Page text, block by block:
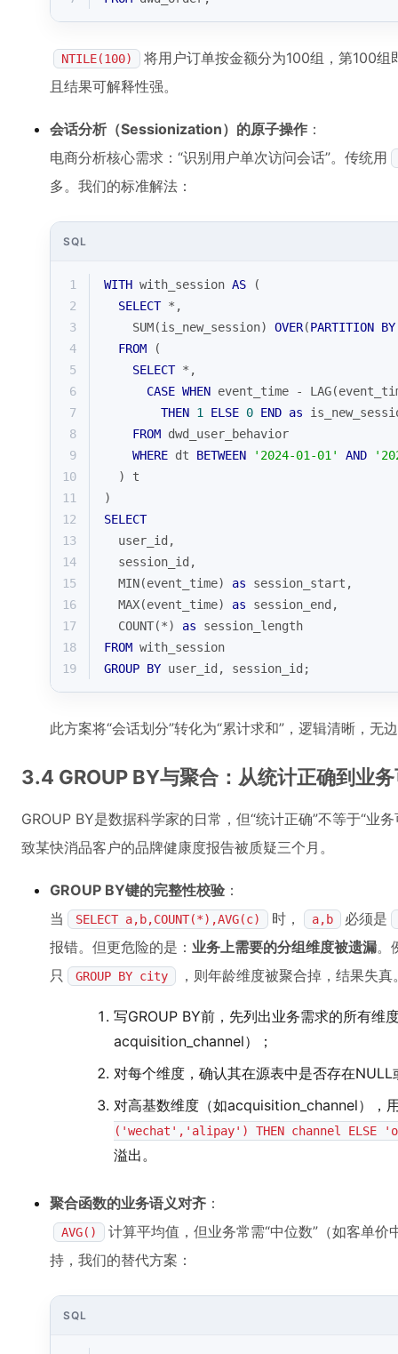
NTILE(100)
将用户订单按金额分为100组，第100组
且结果可解释性强。
会话分析（Sessionization）的原子操作 ：
电商分析核心需求：“识别用户单次访问会话”。传统用
多。我们的标准解法：
SQL
1 WITH with_session AS (
2
SELECT * ,
3
SUM(is_new_session) OVER(PARTITION BY
4
FROM (
5
SELECT * ,
6
CASE WHEN event_time - LAG
7
THEN 1 ELSE 0 END as
8
FROM dwd_user_behavior
9
WHERE dt BETWEEN '2024-01-01' AND
10
  ) t
11
)
12
SELECT
13
  user_id,
14
  session_id,
15
MIN(event_time) as session_start,
16
MAX(event_time) as session_end,
17
COUNT(*) as session_length
18
FROM with_session
19
GROUP BY user_id, session_id;
此方案将“会话划分”转化为“累计求和”，逻辑清晰，无
3.4 GROUP BY与聚合：从统计正确到业
GROUP BY是数据科学家的日常，但“统计正确”不等于“业
致某快消品客户的品牌健康度报告被质疑三个月。
GROUP BY键的完整性校验 ：
当
SELECT a,b,COUNT(*),AVG(c) 时， a,b
必须是
报错。但更危险的是： 业务上需要的分组维度被遗漏。
只
GROUP BY city ，则年龄维度被聚合掉，结果失
写GROUP BY前，先列出业务需求的所有
acquisition_channel）；
对每个维度，确认其在源表中是否存在NULL
对高基数维度（如acquisition_channel），
('wechat','alipay') THEN channel ELSE
溢出。
聚合函数的业务语义对齐 ：
AVG()
计算平均值，但业务常需“中位数”（如客单价
持，我们的替代方案：
SQL